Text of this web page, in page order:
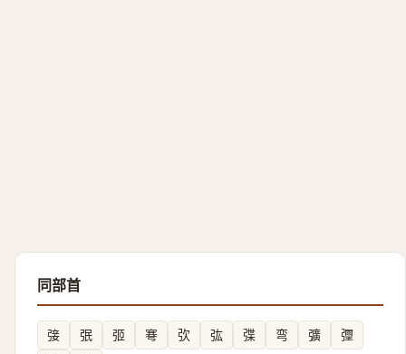
同部首
㢺 㢯 弬 弿 弞 㢬 弽 弯 彍
㣆